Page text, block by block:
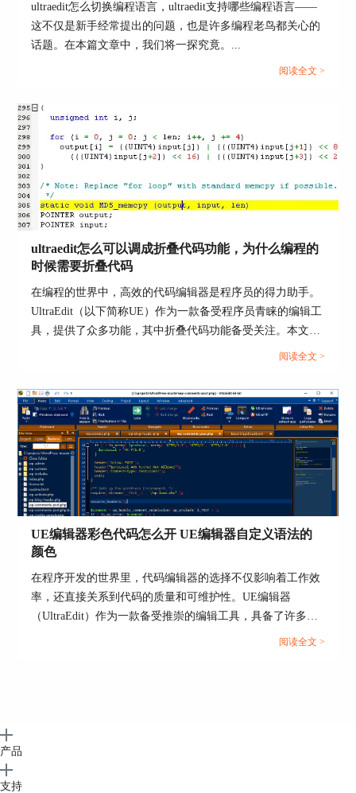
UltraEdit的布局与主题的个性化设置能够使你对这
款软件更加得心应手，它的更多功能可前往
UltraEdit中文网站了解。
作者：落花
ultraedit怎么切换编程语言，ultraedit支持哪些编程语言——
这不仅是新手经常提出的问题，也是许多编程老鸟都关心的
话题。在本篇文章中，我们将一探究竟。...
阅读全文 >
ultraedit怎么可以调成折叠代码功能，为什么编程的
时候需要折叠代码
在编程的世界中，高效的代码编辑器是程序员的得力助手。
UltraEdit（以下简称UE）作为一款备受程序员青睐的编辑工
具，提供了众多功能，其中折叠代码功能备受关注。本文将
深入探讨如何启用UE的折叠代码功能，以及折叠代码在编程
的功能，您将事半功倍。...
阅读全文 >
UE编辑器彩色代码怎么开 UE编辑器自定义语法的
颜色
在程序开发的世界里，代码编辑器的选择不仅影响着工作效
率，还直接关系到代码的质量和可维护性。UE编辑器
（UltraEdit）作为一款备受推崇的编辑工具，具备了许多优
秀的特性，特别是在彩色代码和自定义语法颜色方面。本文
阅读全文 >
产品
支持